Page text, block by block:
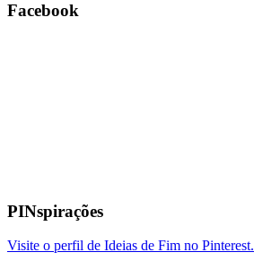
Facebook
PINspirações
Visite o perfil de Ideias de Fim no Pinterest.